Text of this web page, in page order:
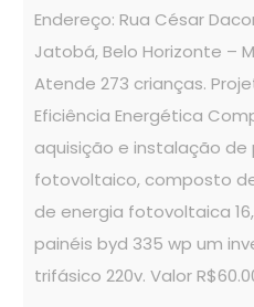
Endereço: Rua César
Jatobá, Belo Horizonte –
Atende 273 crianças.
Eficiência Energética
aquisição e instalação de
fotovoltaico, composto
de energia fotovoltaica
painéis byd 335 wp um
trifásico 220v. Valor